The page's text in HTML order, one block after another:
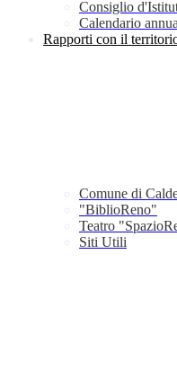
Consiglio
Calendario
Rapporti con il
Comune di
"BiblioReno"
Teatro
Siti Utili